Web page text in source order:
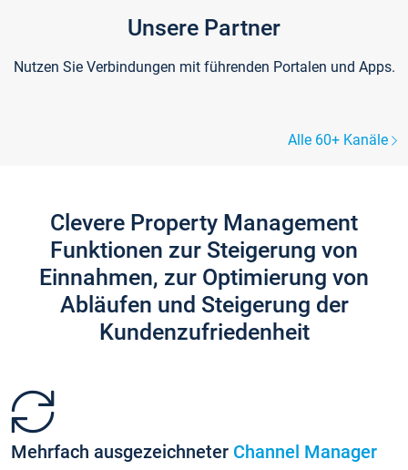
Unsere Partner
Nutzen Sie Verbindungen mit führenden Portalen und Apps.
Alle 60+ Kanäle
Clevere Property Management
Funktionen zur Steigerung von
Einnahmen, zur Optimierung von
Abläufen und Steigerung der
Kundenzufriedenheit
Mehrfach ausgezeichneter Channel Manager